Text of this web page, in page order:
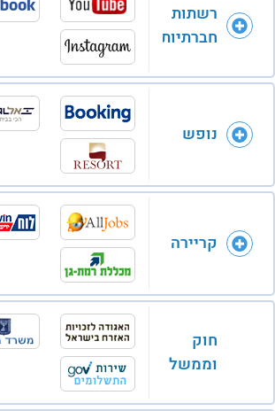
רשתות
חברתיות
נופש
קריירה
חוק
וממשל